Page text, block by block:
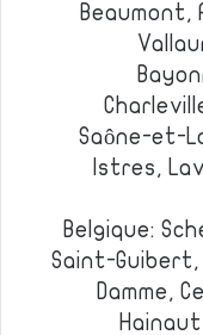
Beaumont,
Saône-et-
Istres,
Belgique:
Saint-Guibert,
Damme,